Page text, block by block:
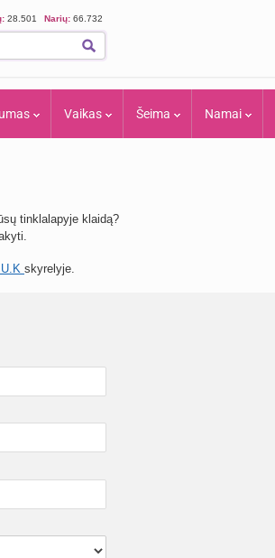
28.501 Narių: 66.732
Vaikas Šeima Namai
tinklalapyje klaidą?
skyrelyje.